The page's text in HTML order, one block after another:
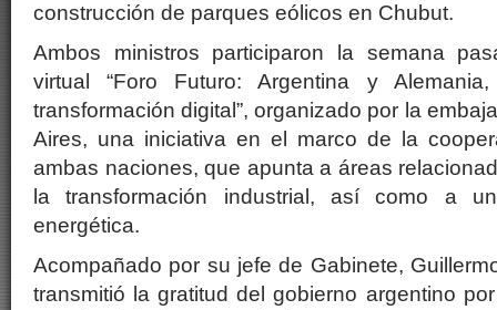
construcción de parques eólicos en Chubut.
Ambos ministros participaron la semana
virtual “Foro Futuro: Argentina y
transformación digital”, organizado por la
Aires, una iniciativa en el marco de la
ambas naciones, que apunta a áreas
la transformación industrial, así como a
energética.
Acompañado por su jefe de Gabinete,
transmitió la gratitud del gobierno argentino